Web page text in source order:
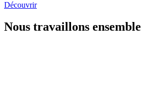
Découvrir
Nous travaillons ensemble